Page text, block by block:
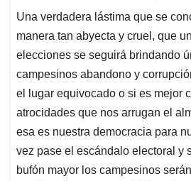
Una verdadera lástima que se
manera tan abyecta y cruel, que
elecciones se seguirá brindando
campesinos abandono y
el lugar equivocado o si es mejor
atrocidades que nos arrugan el
esa es nuestra democracia para
vez pase el escándalo electoral y
bufón mayor los campesinos